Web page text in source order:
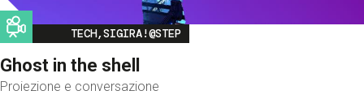
Image
TECH,SIGIRA!@STEP
Ghost in the shell
Proiezione e conversazione